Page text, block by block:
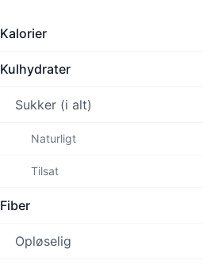
Kalorier
Kulhydrater
Sukker (i alt)
Naturligt
Tilsat
Fiber
Opløselig